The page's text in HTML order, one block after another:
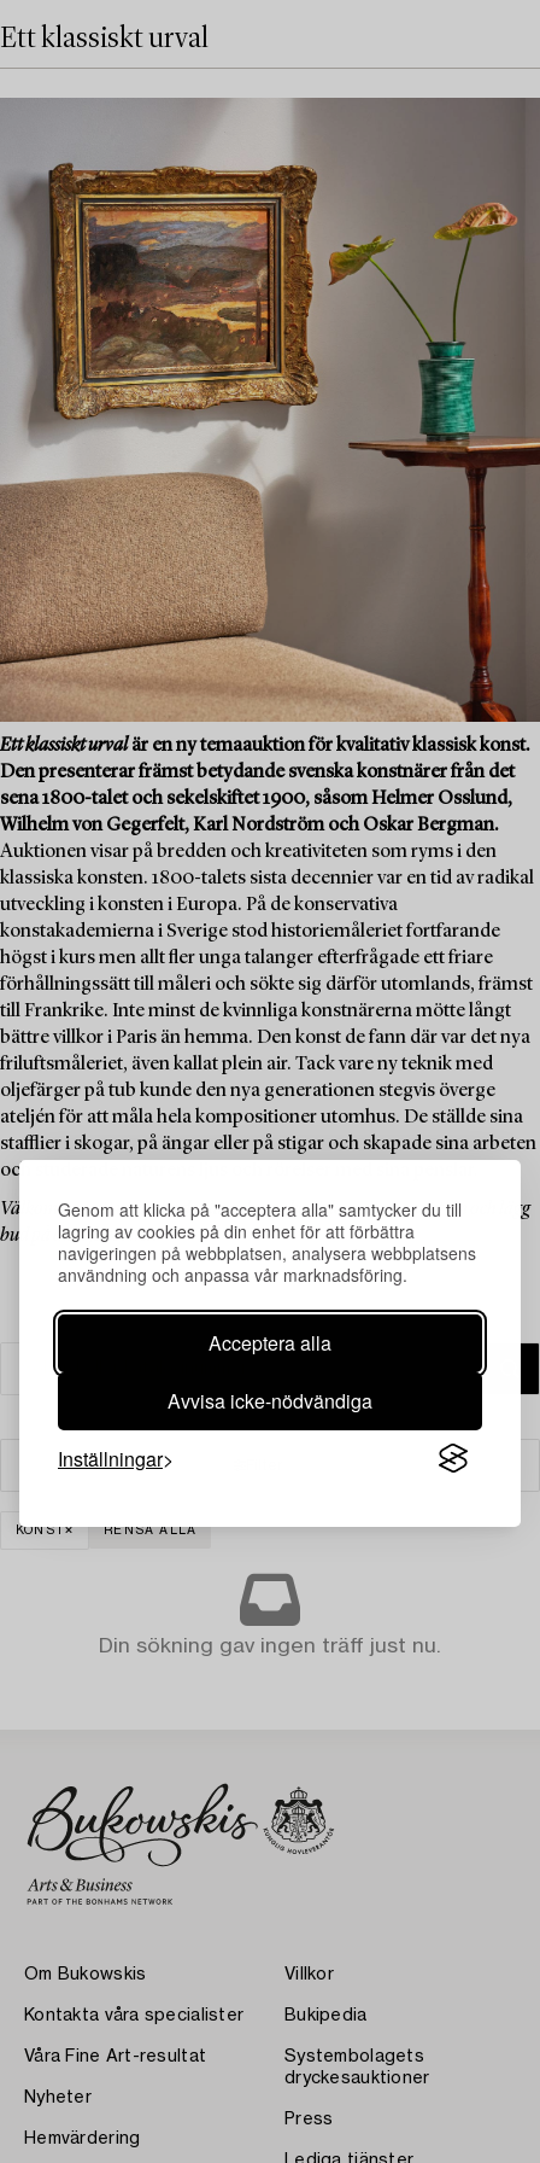
Genom att klicka på "acceptera alla" samtycker du till
lagring av cookies på din enhet för att förbättra
navigeringen på webbplatsen, analysera webbplatsens
användning och anpassa vår marknadsföring.
Acceptera alla
Avvisa icke-nödvändiga
Inställningar
Ett klassiskt urval
Ett klassiskt urvalär en ny temaauktion för kvalitativ klassisk konst.
Den presenterar främst betydande svenska konstnärer från det
sena 1800-talet och sekelskiftet 1900, såsom Helmer Osslund,
Wilhelm von Gegerfelt, Karl Nordström och Oskar Bergman.
Auktionen visar på bredden och kreativiteten som ryms i den
klassiska konsten. 1800-talets sista decennier var en tid av radikal
utveckling i konsten i Europa. På de konservativa
konstakademierna i Sverige stod historiemåleriet fortfarande
högst i kurs men allt fler unga talanger efterfrågade ett friare
förhållningssätt till måleri och sökte sig därför utomlands, främst
till Frankrike. Inte minst de kvinnliga konstnärerna mötte långt
bättre villkor i Paris än hemma. Den konst de fann där var det nya
friluftsmåleriet, även kallat plein air. Tack vare ny teknik med
oljefärger på tub kunde den nya generationen stegvis överge
ateljén för att måla hela kompositioner utomhus. De ställde sina
stafflier i skogar, på ängar eller på stigar och skapade sina arbeten
och studerade naturens ljus och rörelser med sina penslar.
Välkommen att utforska de klassiska verken i denna temaauktion och lägg
bud på dina favoriter.
KONST RENSA ALLA
Din sökning gav ingen träff just nu.
Om Bukowskis
Kontakta våra specialister
Våra Fine Art-resultat
Nyheter
Hemvärdering
Villkor
Bukipedia
Systembolagets
dryckesauktioner
Press